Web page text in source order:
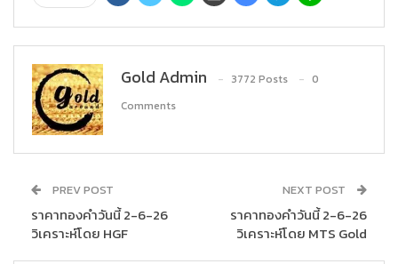
Gold Admin 3772 Posts
0
Comments
PREV POST
ราคาทองคำวันนี้ 2-6-26
วิเคราะห์โดย HGF
NEXT POST
ราคาทองคำวันนี้ 2-6-26
วิเคราะห์โดย MTS Gold